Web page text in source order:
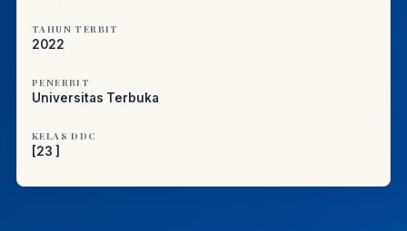
TAHUN TERBIT
2022
PENERBIT
Universitas Terbuka
KELAS DDC
[23 ]